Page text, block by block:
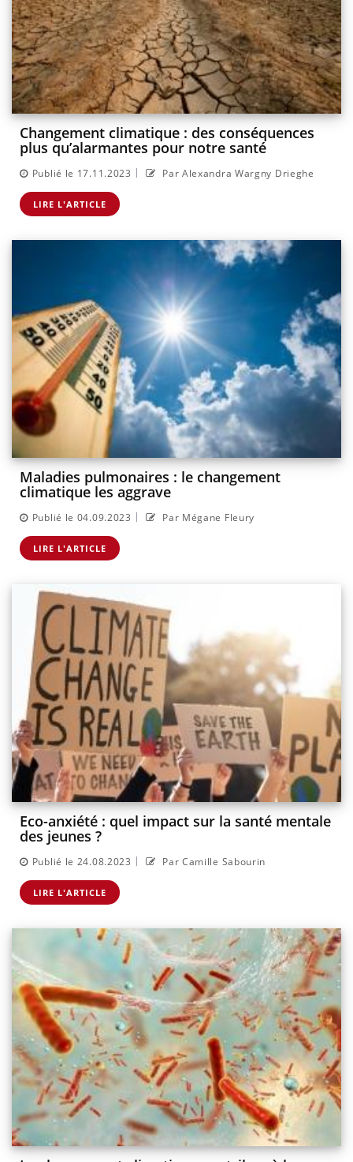
Changement climatique : des conséquences
plus qu’alarmantes pour notre santé
Publié le 17.11.2023 | Par Alexandra Wargny Drieghe
LIRE L'ARTICLE
Maladies pulmonaires : le changement
climatique les aggrave
Publié le 04.09.2023 | Par Mégane Fleury
LIRE L'ARTICLE
Eco-anxiété : quel impact sur la santé mentale
des jeunes ?
Publié le 24.08.2023 | Par Camille Sabourin
LIRE L'ARTICLE